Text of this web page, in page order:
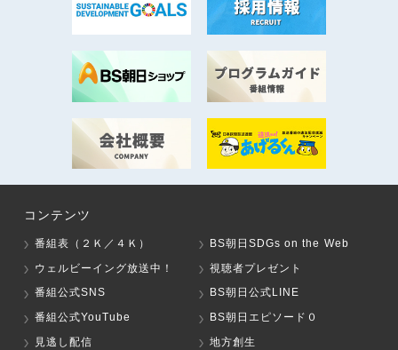
コンテンツ
番組表（２Ｋ／４Ｋ）
BS朝日SDGs on the Web
ウェルビーイング放送中！
視聴者プレゼント
番組公式SNS
BS朝日公式LINE
番組公式YouTube
BS朝日エピソード０
見逃し配信
地方創生